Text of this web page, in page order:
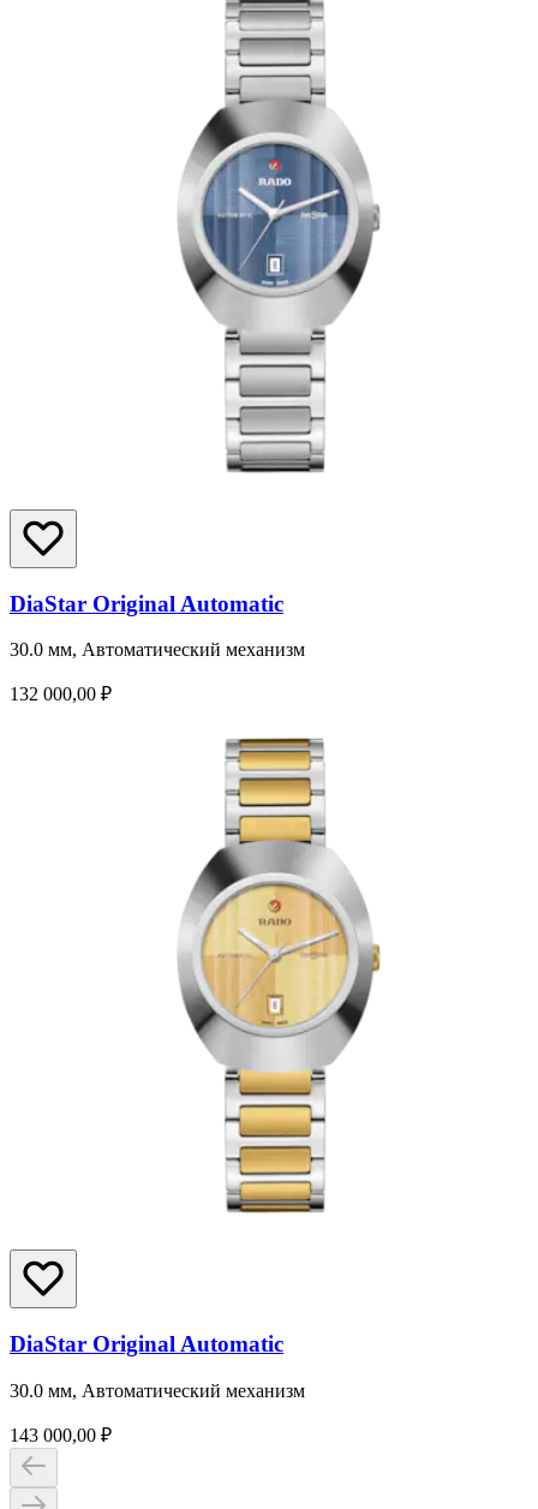
DiaStar Original Automatic
30.0 мм, Автоматический механизм
132 000,00 ₽
DiaStar Original Automatic
30.0 мм, Автоматический механизм
143 000,00 ₽